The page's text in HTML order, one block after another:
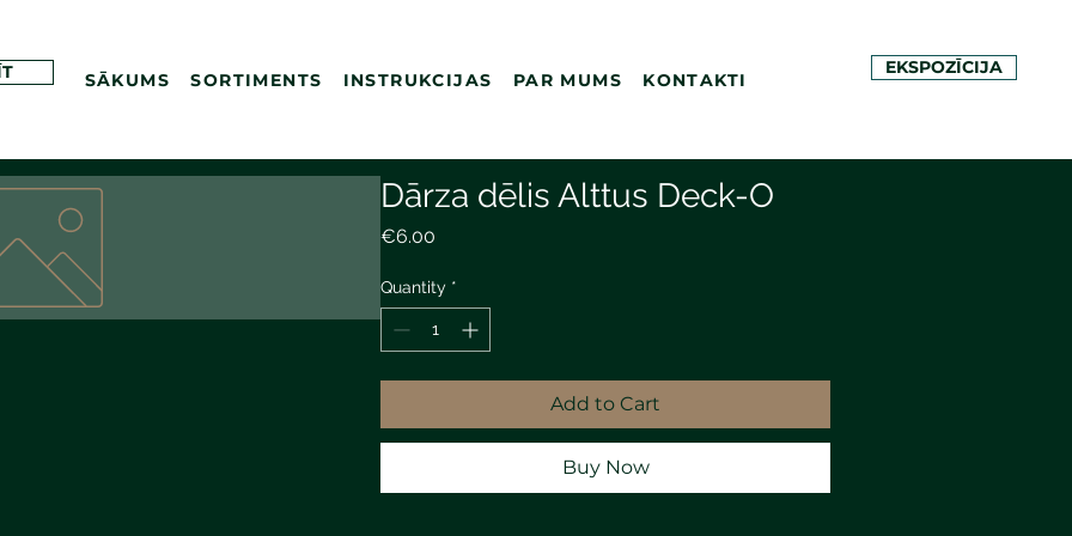
SĀKUMS SORTIMENTS INSTRUKCIJAS PAR MUMS KONTAKTI
EKSPOZĪCIJA
Dārza dēlis Alttus Deck-O
€6.00
Quantity *
Add to Cart
Buy Now